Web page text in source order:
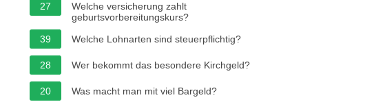
27
Welche versicherung zahlt
geburtsvorbereitungskurs?
39
Welche Lohnarten sind steuerpflichtig?
28 Wer bekommt das besondere Kirchgeld?
20 Was macht man mit viel Bargeld?